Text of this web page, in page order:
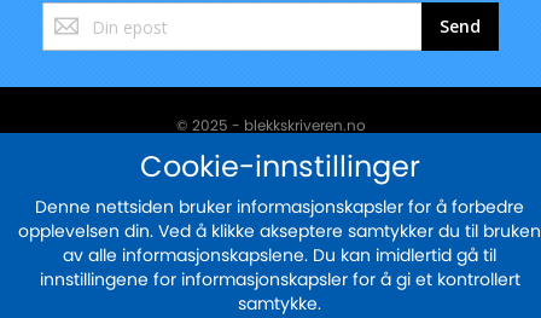
Registrer
deg
vårt
Send
© 2025 - blekkskriveren.no
Sikker betaling med
Cookie-innstillinger
Denne nettsiden bruker informasjonskapsler for å forbedre
opplevelsen din. Ved å klikke akseptere samtykker du til bruken
av alle informasjonskapslene. Du kan imidlertid gå til
innstillingene for informasjonskapsler for å gi et kontrollert
samtykke.